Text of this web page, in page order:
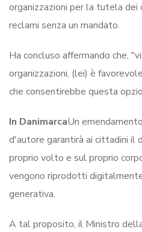
organizzazioni per la tutela dei
reclami senza un mandato.
Ha concluso affermando che,
organizzazioni, (lei) è
che consentirebbe questa
In DanimarcaUn
d'autore garantirà ai cittadini il
proprio volto e sul proprio
vengono riprodotti
generativa.
A tal proposito, il Ministro